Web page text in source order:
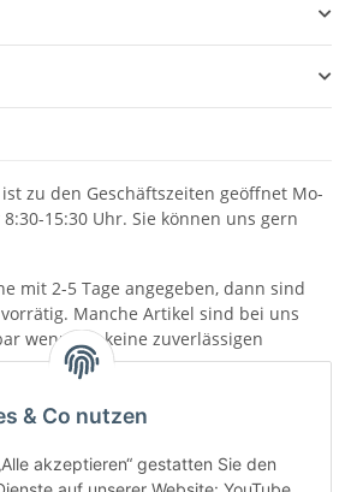
& Co nutzen
akzeptieren“ gestatten Sie den
zu den Geschäftszeiten geöffnet Mo-
8:30-15:30 Uhr. Sie können uns gern
mit 2-5 Tage angegeben, dann sind
Manche Artikel sind bei uns
wenn wir keine zuverlässigen